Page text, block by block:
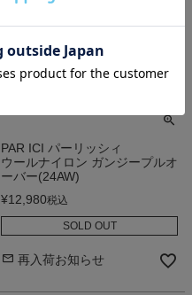
PAR ICI パーリッシィ
ウールナイロン ガンジープルオ
ーバー(24AW)
¥12,980税込
SOLD OUT
再入荷お知らせ